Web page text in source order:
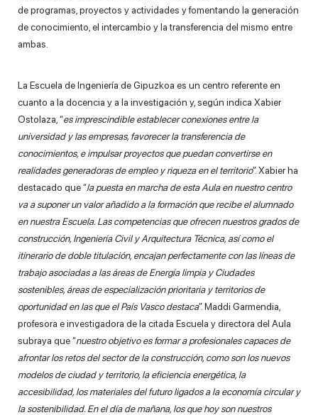
de programas, proyectos y actividades y fomentando la generación
de conocimiento, el intercambio y la transferencia del mismo entre
ambas.
La Escuela de Ingeniería de Gipuzkoa es un centro referente en
cuanto a la docencia y a la investigación y, según indica Xabier
Ostolaza, “es imprescindible establecer conexiones entre la
universidad y las empresas, favorecer la transferencia de
conocimientos, e impulsar proyectos que puedan convertirse en
realidades generadoras de empleo y riqueza en el territorio”. Xabier ha
destacado que “la puesta en marcha de esta Aula en nuestro centro
va a suponer un valor añadido a la formación que recibe el alumnado
en nuestra Escuela. Las competencias que ofrecen nuestros grados de
construcción, Ingeniería Civil y Arquitectura Técnica, así como el
itinerario de doble titulación, encajan perfectamente con las líneas de
trabajo asociadas a las áreas de Energía limpia y Ciudades
sostenibles, áreas de especialización prioritaria y territorios de
oportunidad en las que el País Vasco destaca”. Maddi Garmendia,
profesora e investigadora de la citada Escuela y directora del Aula
subraya que “nuestro objetivo es formar a profesionales capaces de
afrontar los retos del sector de la construcción, como son los nuevos
modelos de ciudad y territorio, la eficiencia energética, la
accesibilidad, los materiales del futuro ligados a la economía circular y
la sostenibilidad. En el día de mañana, los que hoy son nuestros